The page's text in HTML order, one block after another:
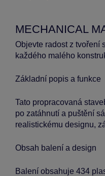
MECHANICAL
Objevte radost z tvoření
každého malého
Základní popis a funkce
Tato propracovaná
po zatáhnutí a puštění
realistickému designu,
Obsah balení a design
Balení obsahuje 434